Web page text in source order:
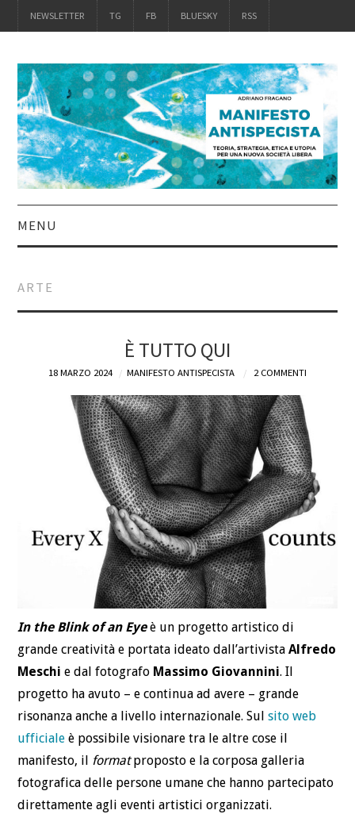
NEWSLETTER TG FB BLUESKY RSS
MENU
ARTE
È TUTTO QUI
18 MARZO 2024 MANIFESTO ANTISPECISTA 2 COMMENTI
In the Blink of an Eyeè un progetto artistico di
grande creatività e portata ideato dall’artivistaAlfredo
Meschi e dal fotografo Massimo Giovannini. Il
progetto ha avuto – e continua ad avere – grande
risonanza anche a livello internazionale. Sulsito web
ufficiale è possibile visionare tra le altre cose il
manifesto, il formatproposto e la corposa galleria
fotografica delle persone umane che hanno partecipato
direttamente agli eventi artistici organizzati.